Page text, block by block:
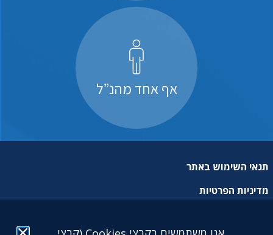
אף אחד מהנ”ל
תנאי השימוש באתר
מדיניות הפרטיות